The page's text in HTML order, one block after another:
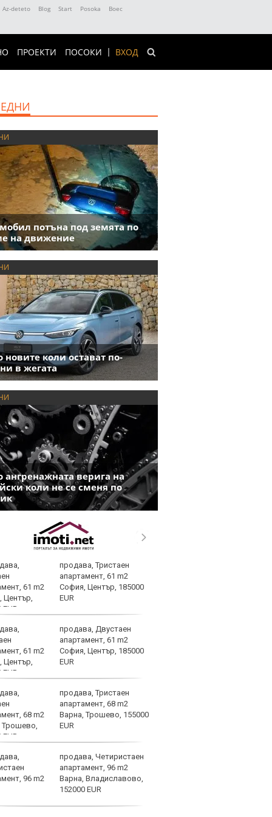
Az-deteto Blog Start Posoka
Boec
ВХОД
ПРОЕКТИ ПОСОКИ
потъна под земята по
на движение
новите коли остават по-
в жегата
ангренажната верига на
коли не се сменя по
продава, Тристаен
апартамент, 61 m2
София, Център, 185000
EUR
продава, Двустаен
апартамент, 61 m2
София, Център, 185000
EUR
продава, Тристаен
апартамент, 68 m2
Варна, Трошево, 155000
EUR
продава, Четиристаен
апартамент, 96 m2
Варна, Владиславово,
152000 EUR